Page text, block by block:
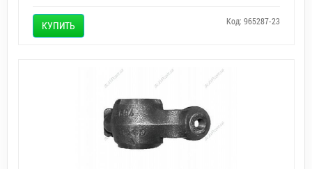
КУПИТЬ Код: 965287-23